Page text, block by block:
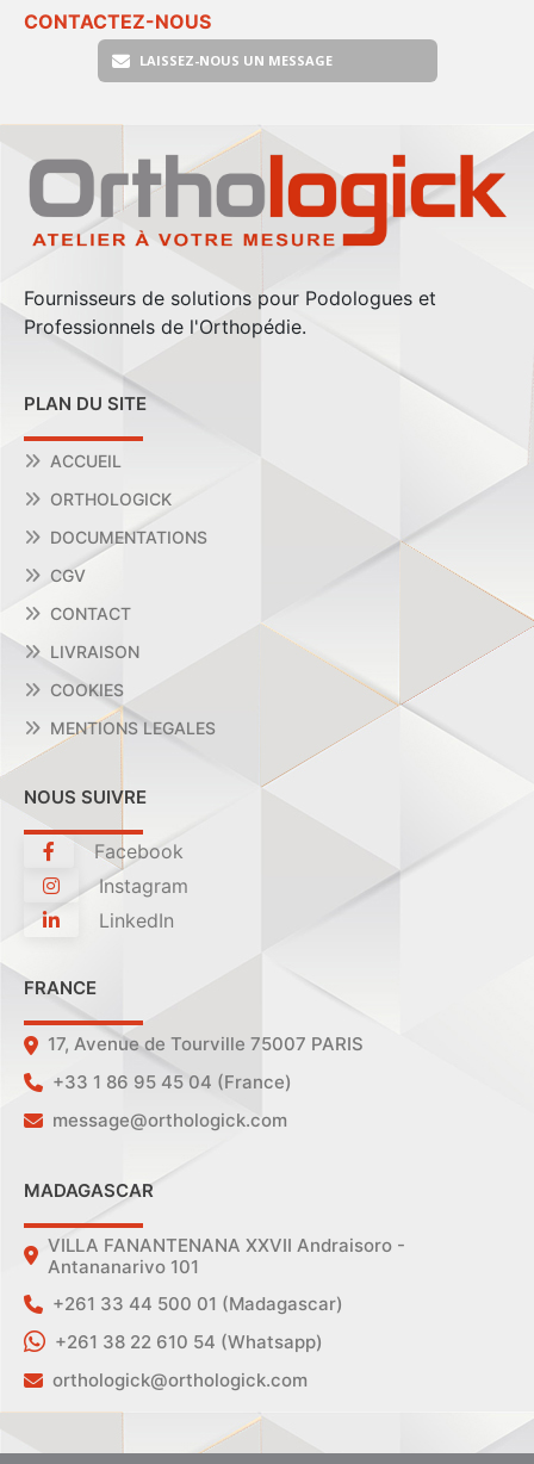
CONTACTEZ-NOUS
LAISSEZ-NOUS UN MESSAGE
Fournisseurs de solutions pour Podologues et
Professionnels de l'Orthopédie.
PLAN DU SITE
ACCUEIL
ORTHOLOGICK
DOCUMENTATIONS
CGV
CONTACT
LIVRAISON
COOKIES
MENTIONS LEGALES
NOUS SUIVRE
Facebook
Instagram
LinkedIn
FRANCE
17, Avenue de Tourville 75007 PARIS
+33 1 86 95 45 04 (France)
message@orthologick.com
MADAGASCAR
VILLA FANANTENANA XXVII Andraisoro -
Antananarivo 101
+261 33 44 500 01 (Madagascar)
+261 38 22 610 54 (Whatsapp)
orthologick@orthologick.com